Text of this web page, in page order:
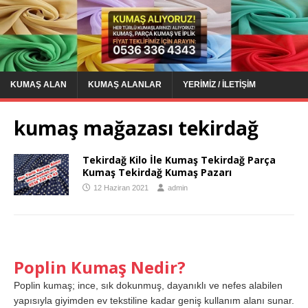
KUMAŞ ALAN KUMAŞ ALANLAR YERIMIZ / İLETIŞIM
kumaş mağazası tekirdağ
Tekirdağ Kilo İle Kumaş Tekirdağ Parça
Kumaş Tekirdağ Kumaş Pazarı
12 Haziran 2021 admin
Poplin Kumaş Nedir?
Poplin kumaş; ince, sık dokunmuş, dayanıklı ve nefes alabilen
yapısıyla giyimden ev tekstiline kadar geniş kullanım alanı sunar.